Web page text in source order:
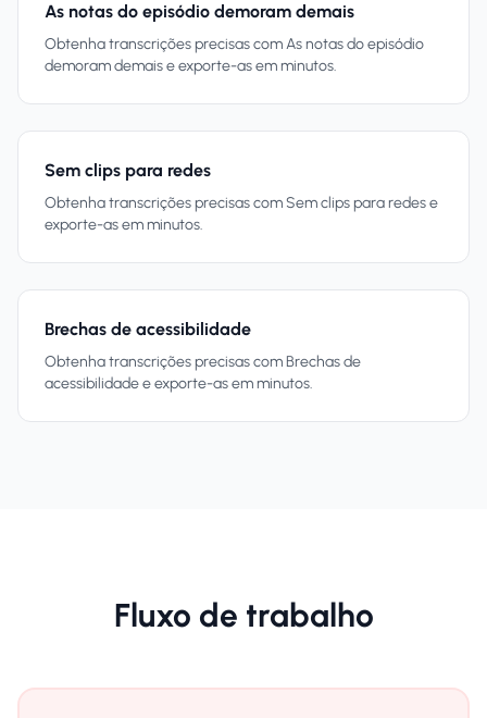
As notas do episódio demoram demais
Obtenha transcrições precisas com As notas do episódio
demoram demais e exporte-as em minutos.
Sem clips para redes
Obtenha transcrições precisas com Sem clips para redes e
exporte-as em minutos.
Brechas de acessibilidade
Obtenha transcrições precisas com Brechas de
acessibilidade e exporte-as em minutos.
Fluxo de trabalho